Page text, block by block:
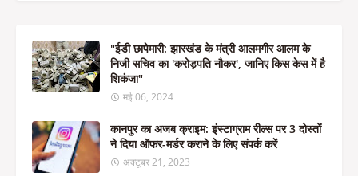
"ईडी छापेमारी: झारखंड के मंत्री आलमगीर आलम के
निजी सचिव का 'करोड़पति नौकर', जानिए किस केस में है
शिकंजा"
मई 06, 2024
कानपुर का अजब क्राइम: इंस्टाग्राम रील्स पर 3 दोस्तों
ने दिया ऑफर-मर्डर कराने के लिए संपर्क करें
अक्टूबर 21, 2023